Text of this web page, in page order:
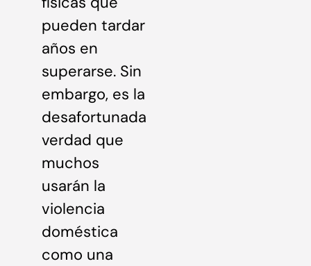
pueden tardar
años en
superarse. Sin
embargo, es la
desafortunada
verdad que
muchos
usarán la
violencia
doméstica
como una